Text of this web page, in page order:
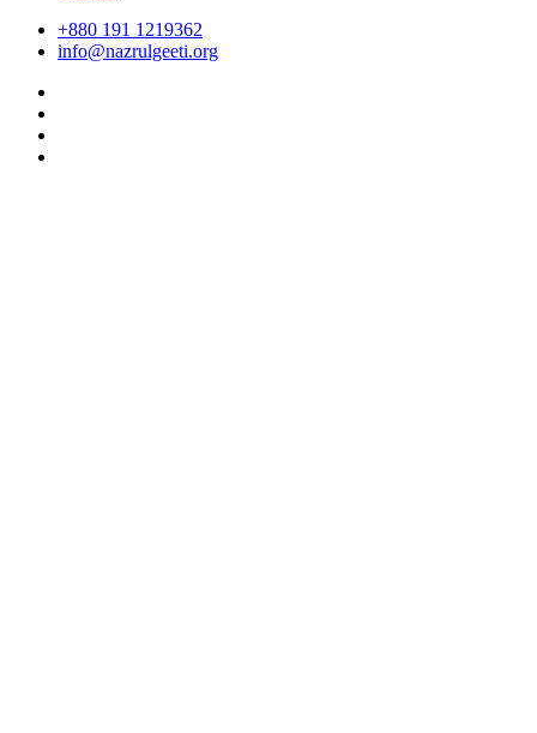
+880 191 1219362
info@nazrulgeeti.org